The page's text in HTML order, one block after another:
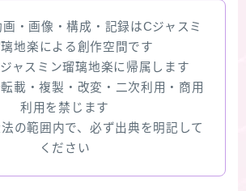
・画像・構成・記録はCジャスミ
地楽による創作空間です
ャスミン瑠璃地楽に帰属します
載・複製・改変・二次利用・商用
利用を禁じます
の範囲内で、必ず出典を明記して
ください